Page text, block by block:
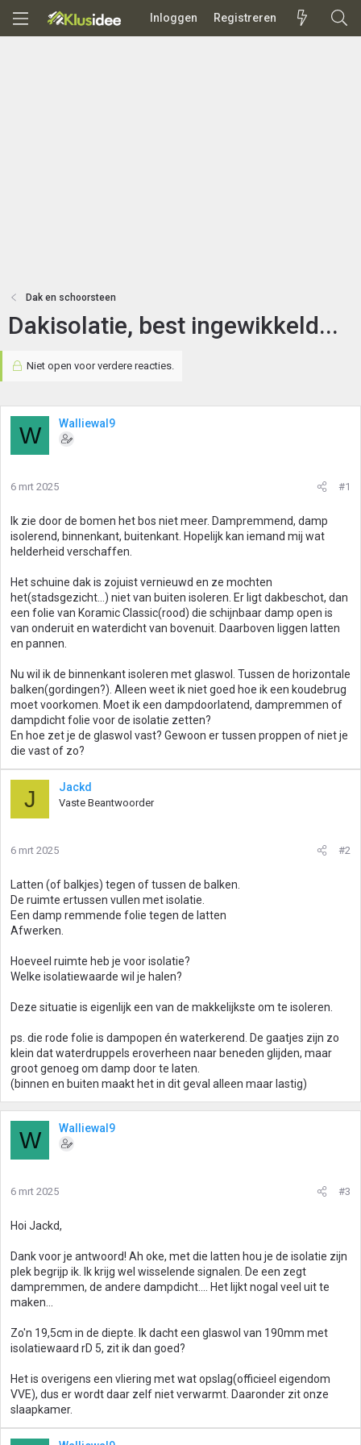
Inloggen Registreren
Dak en schoorsteen
Dakisolatie, best ingewikkeld...
Niet open voor verdere reacties.
W Walliewal9
6 mrt 2025 #1
Ik zie door de bomen het bos niet meer. Dampremmend, damp
isolerend, binnenkant, buitenkant. Hopelijk kan iemand mij wat
helderheid verschaffen.
Het schuine dak is zojuist vernieuwd en ze mochten
het(stadsgezicht...) niet van buiten isoleren. Er ligt dakbeschot, dan
een folie van Koramic Classic(rood) die schijnbaar damp open is
van onderuit en waterdicht van bovenuit. Daarboven liggen latten
en pannen.
Nu wil ik de binnenkant isoleren met glaswol. Tussen de horizontale
balken(gordingen?). Alleen weet ik niet goed hoe ik een koudebrug
moet voorkomen. Moet ik een dampdoorlatend, dampremmen of
dampdicht folie voor de isolatie zetten?
En hoe zet je de glaswol vast? Gewoon er tussen proppen of niet je
die vast of zo?
J Jackd
Vaste Beantwoorder
6 mrt 2025 #2
Latten (of balkjes) tegen of tussen de balken.
De ruimte ertussen vullen met isolatie.
Een damp remmende folie tegen de latten
Afwerken.
Hoeveel ruimte heb je voor isolatie?
Welke isolatiewaarde wil je halen?
Deze situatie is eigenlijk een van de makkelijkste om te isoleren.
ps. die rode folie is dampopen én waterkerend. De gaatjes zijn zo
klein dat waterdruppels eroverheen naar beneden glijden, maar
groot genoeg om damp door te laten.
(binnen en buiten maakt het in dit geval alleen maar lastig)
W Walliewal9
6 mrt 2025 #3
Hoi Jackd,
Dank voor je antwoord! Ah oke, met die latten hou je de isolatie zijn
plek begrijp ik. Ik krijg wel wisselende signalen. De een zegt
dampremmen, de andere dampdicht.... Het lijkt nogal veel uit te
maken...
Zo'n 19,5cm in de diepte. Ik dacht een glaswol van 190mm met
isolatiewaard rD 5, zit ik dan goed?
Het is overigens een vliering met wat opslag(officieel eigendom
VVE), dus er wordt daar zelf niet verwarmt. Daaronder zit onze
slaapkamer.